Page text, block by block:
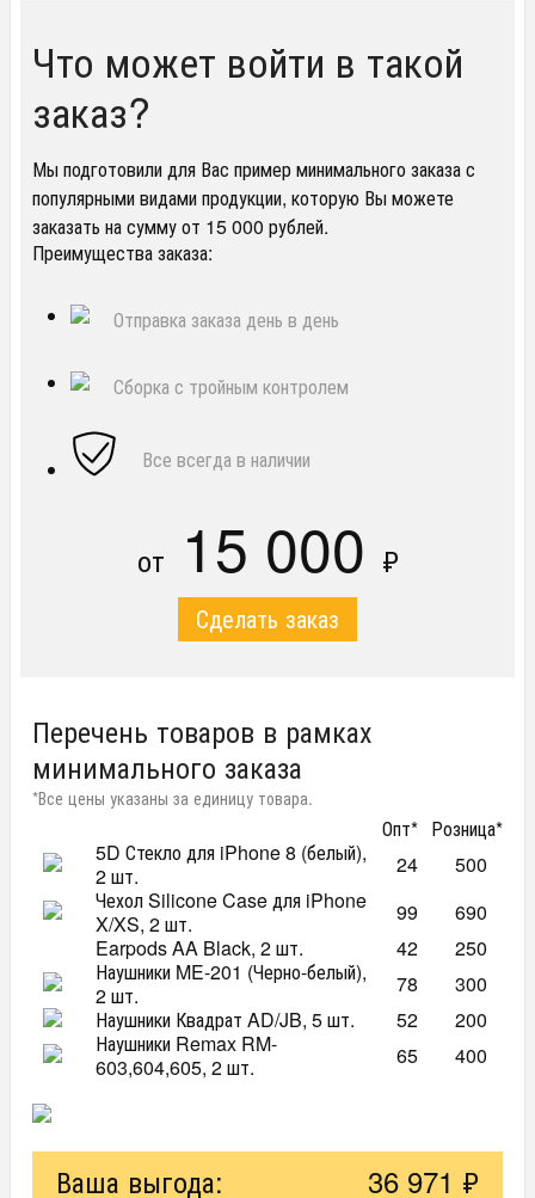
Что может войти в такой
заказ?
Мы подготовили для Вас пример минимального заказа с
популярными видами продукции, которую Вы можете
заказать на сумму от 15 000 рублей.
Преимущества заказа:
Отправка заказа день в день
Сборка с тройным контролем
Все всегда в наличии
от 15 000 ₽
Сделать заказ
Перечень товаров в рамках
минимального заказа
*Все цены указаны за единицу товара.
Опт* Розница*
5D Стекло для iPhone 8 (белый),
2 шт.
24
500
Чехол Silicone Case для iPhone
X/XS, 2 шт.
99
690
Earpods AA Black, 2 шт.
42
250
Наушники ME-201 (Черно-белый),
2 шт.
78
300
Наушники Квадрат AD/JB, 5 шт.
52
200
Наушники Remax RM-
603,604,605, 2 шт.
65
400
(черный), 2 шт.
24
500
Ваша выгода: 36 971 ₽